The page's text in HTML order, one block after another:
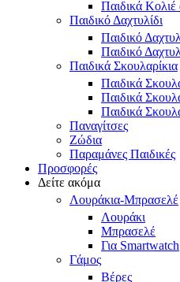
Παιδικά
Παιδικό Δαχτυλίδι
Παιδικό
Παιδικό
Παιδικά Σκουλαρίκια
Παιδικά
Παιδικά
Παιδικά
Παναγίτσες
Ζώδια
Παραμάνες Παιδικές
Προσφορές
Δείτε ακόμα
Λουράκια-Μπρασελέ
Λουράκι
Μπρασελέ
Για Smartwatch
Γάμος
Βέρες